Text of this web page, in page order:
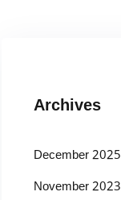
Archives
December 2025
November 2023